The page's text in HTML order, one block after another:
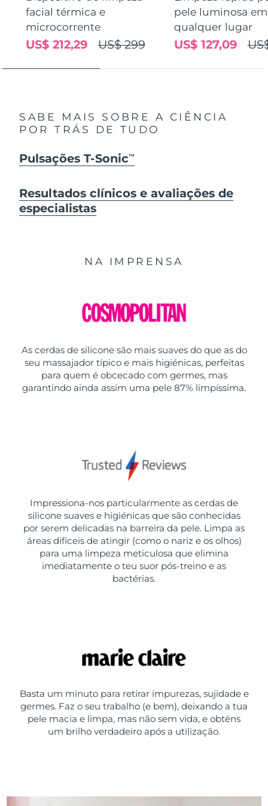
facial térmica e
microcorrente
US$ 299
US$ 212,29
pele luminosa em
qualquer lugar
US$ 127,09
SABE MAIS SOBRE A CIÊNCIA
POR TRÁS DE TUDO
Pulsações T-SonicTM
Resultados clínicos e avaliações de
especialistas
NA IMPRENSA
As cerdas de silicone são mais suaves do que as do
seu massajador típico e mais higiénicas, perfeitas
para quem é obcecado com germes, mas
garantindo ainda assim uma pele 87% limpíssima.
Impressiona-nos particularmente as cerdas de
silicone suaves e higiénicas que são conhecidas
por serem delicadas na barreira da pele. Limpa as
áreas difíceis de atingir (como o nariz e os olhos)
para uma limpeza meticulosa que elimina
imediatamente o teu suor pós-treino e as
bactérias.
Basta um minuto para retirar impurezas, sujidade e
germes. Faz o seu trabalho (e bem), deixando a tua
pele macia e limpa, mas não sem vida, e obténs
um brilho verdadeiro após a utilização.